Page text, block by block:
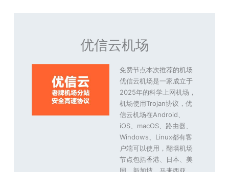
优信云机场
免费节点本次推荐的机场
优信云机场是一家成立于
2025年的科学上网机场，
机场使用Trojan协议，优
信云机场在Android、
iOS、macOS、路由器、
Windows、Linux都有客
户端可以使用，翻墙机场
节点包括香港、日本、美
国、新加坡、马来西亚、